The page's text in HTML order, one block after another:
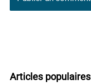
Articles populaires